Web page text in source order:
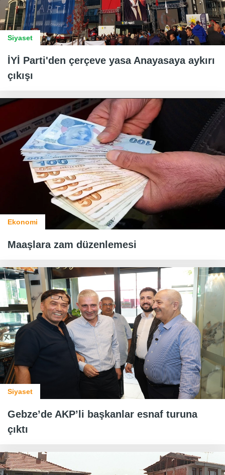
Siyaset
İYİ Parti'den çerçeve yasa Anayasaya aykırı
çıkışı
Ekonomi
Maaşlara zam düzenlemesi
Siyaset
Gebze’de AKP’li başkanlar esnaf turuna
çıktı